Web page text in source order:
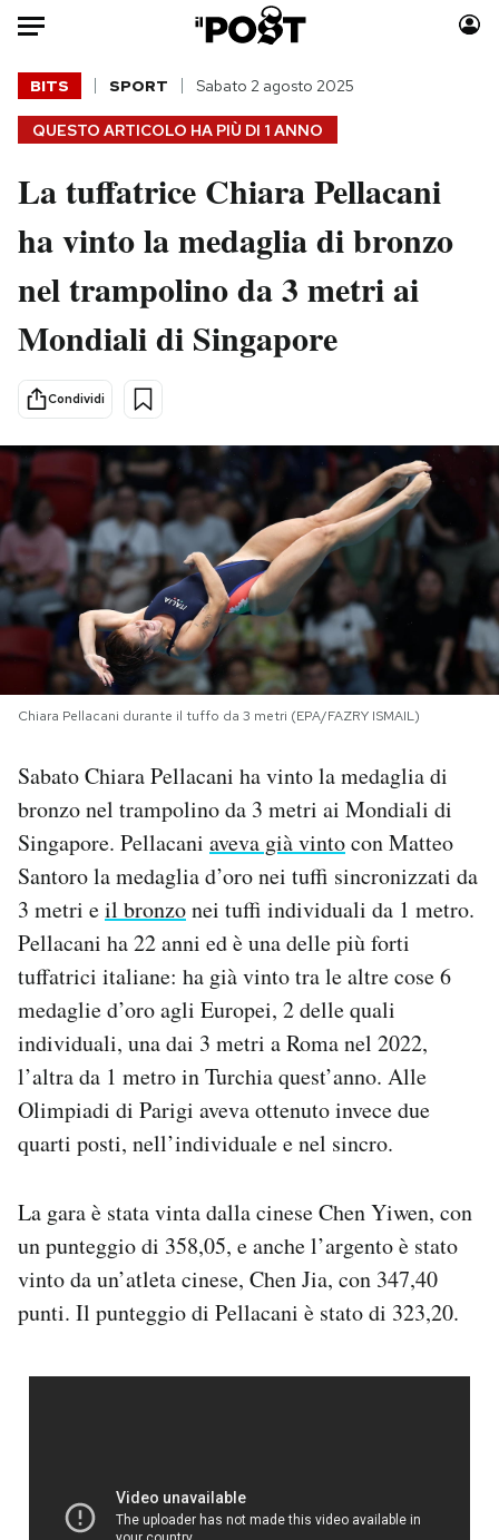
Auto
HOME
Italia
Politica
Tecnologia
Scienza
Cultura
Economia
Sport
Moda
Consumismi
Storie/Idee
Media
Mondiali calcio 2026
PODCAST
NEWSLETTER
I MIEI PREFERITI
SHOP
CALENDARIO
AREA PERSONALE
Area Personale
Newsletter
Notifiche mobile
Regala il Post
Hai bisogno di aiuto?
Esci
QUESTO ARTICOLO HA PIÙ DI 1 ANNO
BITS SPORT Sabato 2 agosto 2025
La tuffatrice Chiara Pellacani
ha vinto la medaglia di bronzo
nel trampolino da 3 metri ai
Mondiali di Singapore
Condividi
Chiara Pellacani durante il tuffo da 3 metri (EPA/FAZRY ISMAIL)
Sabato Chiara Pellacani ha vinto la medaglia di
bronzo nel trampolino da 3 metri ai Mondiali di
Singapore. Pellacani aveva già vintocon Matteo
Santoro la medaglia d’oro nei tuffi sincronizzati da
3 metri eil bronzonei tuffi individuali da 1 metro.
Pellacani ha 22 anni ed è una delle più forti
tuffatrici italiane: ha già vinto tra le altre cose 6
medaglie d’oro agli Europei, 2 delle quali
individuali, una dai 3 metri a Roma nel 2022,
l’altra da 1 metro in Turchia quest’anno. Alle
Olimpiadi di Parigi aveva ottenuto invece due
quarti posti, nell’individuale e nel sincro.
La gara è stata vinta dalla cinese Chen Yiwen, con
un punteggio di 358,05, e anche l’argento è stato
vinto da un’atleta cinese, Chen Jia, con 347,40
punti. Il punteggio di Pellacani è stato di 323,20.